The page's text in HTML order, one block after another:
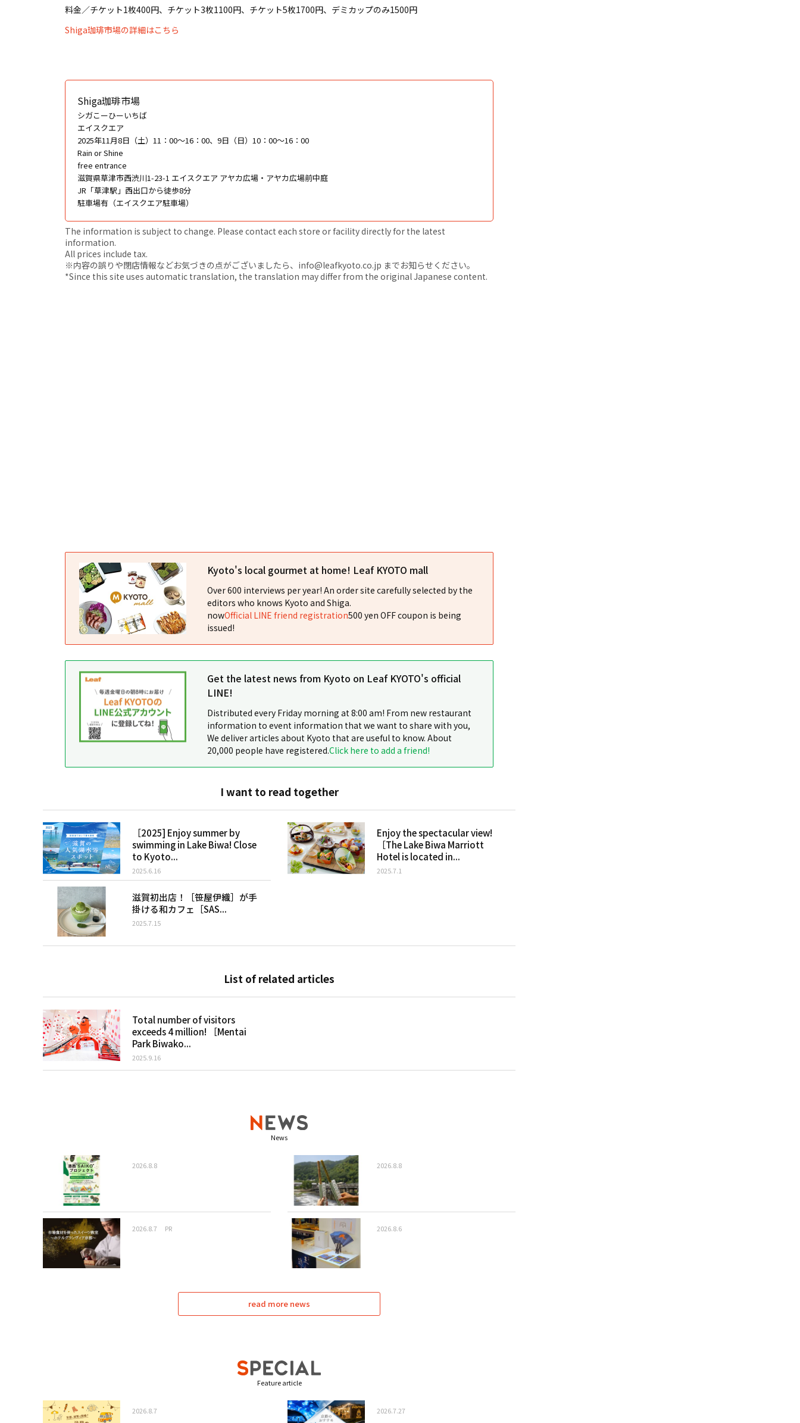
料金／チケット1枚400円、チケット3枚1100円、チケット5枚1700円、デミカップのみ1500円
Shiga珈琲市場の詳細はこちら
Shiga珈琲市場
シガこーひーいちば
エイスクエア
2025年11月8日（土）11：00〜16：00、9日（日）10：00〜16：00
Rain or Shine
free entrance
滋賀県草津市西渋川1-23-1 エイスクエア アヤカ広場・アヤカ広場前中庭
JR「草津駅」西出口から徒歩8分
駐車場有（エイスクエア駐車場）
The information is subject to change. Please contact each store or facility directly for the latest
information.
All prices include tax.
※内容の誤りや閉店情報などお気づきの点がございましたら、info@leafkyoto.co.jp までお知らせください。
*Since this site uses automatic translation, the translation may differ from the original Japanese content.
Kyoto's local gourmet at home! Leaf KYOTO mall
Over 600 interviews per year! An order site carefully selected by the
editors who knows Kyoto and Shiga.
nowOfficial LINE friend registration500 yen OFF coupon is being
issued!
Get the latest news from Kyoto on Leaf KYOTO's official
LINE!
Distributed every Friday morning at 8:00 am! From new restaurant
information to event information that we want to share with you,
We deliver articles about Kyoto that are useful to know. About
20,000 people have registered.Click here to add a friend!
I want to read together
［2025] Enjoy summer by
swimming in Lake Biwa! Close
to Kyoto...
2025.6.16
Enjoy the spectacular view!
［The Lake Biwa Marriott
Hotel is located in...
2025.7.1
滋賀初出店！［笹屋伊織］が手
掛ける和カフェ［SAS...
2025.7.15
List of related articles
Total number of visitors
exceeds 4 million! ［Mentai
Park Biwako...
2025.9.16
News
2026.8.8 2026.8.8
2026.8.7 PR 2026.8.6
read more news
Feature article
2026.8.7 2026.7.27